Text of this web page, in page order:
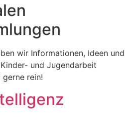
wir Informationen, Ideen und
und Jugendarbeit
rein!